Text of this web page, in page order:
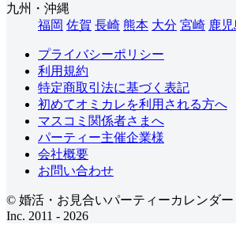
九州・沖縄
福岡 佐賀 長崎 熊本 大分 宮崎 鹿児
プライバシーポリシー
利用規約
特定商取引法に基づく表記
初めてオミカレを利用される方へ
マスコミ関係者さまへ
パーティー主催企業様
会社概要
お問い合わせ
© 婚活・お見合いパーティーカレンダー
Inc. 2011 - 2026